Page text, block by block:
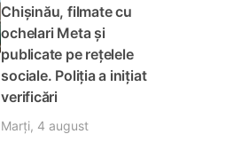
Chișinău, filmate cu
ochelari Meta și
publicate pe rețelele
sociale. Poliția a inițiat
verificări
Marți, 4 august